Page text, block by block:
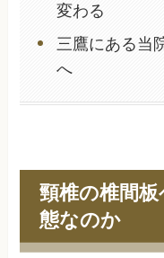
変わる
三鷹にある当
へ
頸椎の椎間
態なのか